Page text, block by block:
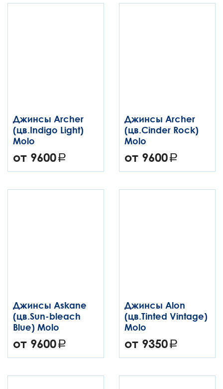
Джинсы Archer
(цв.Indigo Light)
Molo
от 9600
Джинсы Archer
(цв.Cinder Rock)
Molo
от 9600
Джинсы Askane
(цв.Sun-bleach
Blue) Molo
от 9600
Джинсы Alon
(цв.Tinted Vintage)
Molo
от 9350